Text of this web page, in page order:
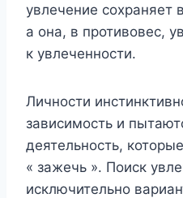
увлечение сохраняет
а она, в противовес,
к увлеченности.
Личности
зависимость и
деятельность,
« зажечь ». Поиск
исключительно